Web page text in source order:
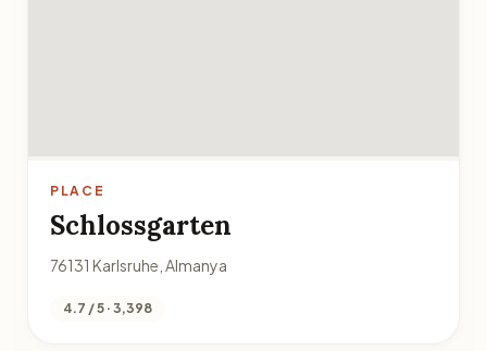
PLACE
Schlossgarten
76131 Karlsruhe, Almanya
4.7 / 5 · 3,398